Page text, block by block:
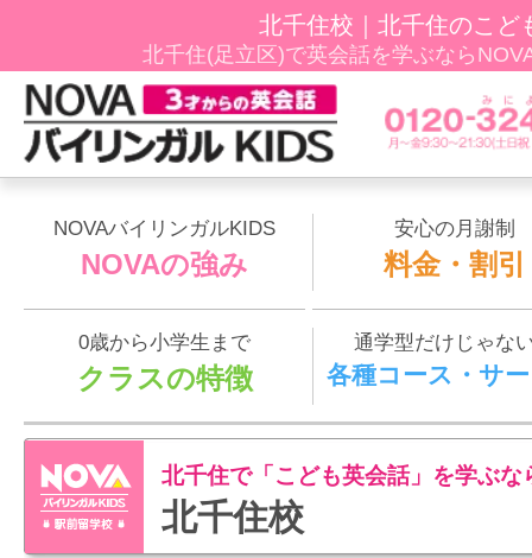
北千住校｜北千住のこど
北千住(足立区)で英会話を学ぶなら
NOVAバイリンガルKIDS
NOVAの強み
安心の月謝制
料金・割引
0歳から小学生まで
クラスの特徴
通学型だけじゃな
各種コース・サ
北千住校
北千住で「こども英会話」を学ぶな